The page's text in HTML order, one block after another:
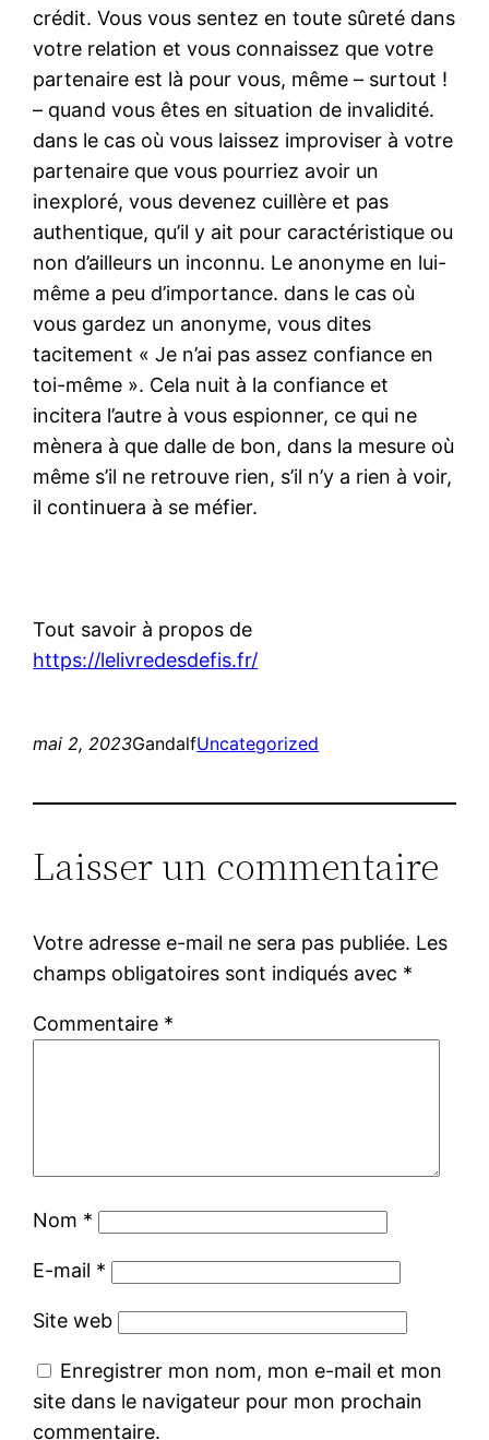
crédit. Vous vous sentez en toute sûreté dans
votre relation et vous connaissez que votre
partenaire est là pour vous, même – surtout !
– quand vous êtes en situation de invalidité.
dans le cas où vous laissez improviser à votre
partenaire que vous pourriez avoir un
inexploré, vous devenez cuillère et pas
authentique, qu’il y ait pour caractéristique ou
non d’ailleurs un inconnu. Le anonyme en lui-
même a peu d’importance. dans le cas où
vous gardez un anonyme, vous dites
tacitement « Je n’ai pas assez confiance en
toi-même ». Cela nuit à la confiance et
incitera l’autre à vous espionner, ce qui ne
mènera à que dalle de bon, dans la mesure où
même s’il ne retrouve rien, s’il n’y a rien à voir,
il continuera à se méfier.
Tout savoir à propos de
https://lelivredesdefis.fr/
mai 2, 2023GandalfUncategorized
Laisser un commentaire
Votre adresse e-mail ne sera pas publiée. Les
champs obligatoires sont indiqués avec *
Commentaire *
Nom *
E-mail *
Site web
Enregistrer mon nom, mon e-mail et mon
site dans le navigateur pour mon prochain
commentaire.